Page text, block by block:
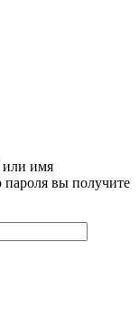
или имя
пароля вы получите